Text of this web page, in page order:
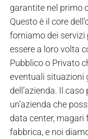
garantite nel primo
Questo è il core
forniamo dei servizi
essere a loro volta
Pubblico o Privato
eventuali situazioni
dell’azienda. Il
un’azienda che
data center, magari
fabbrica, e noi